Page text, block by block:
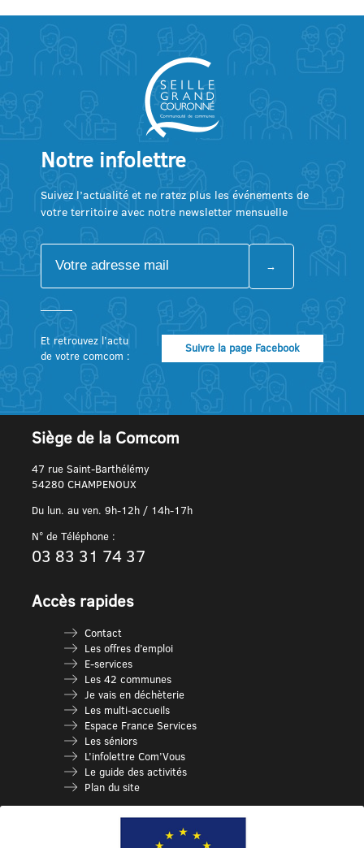
Notre infolettre
Suivez l’actualité et ne ratez plus les événements de
votre territoire avec notre newsletter mensuelle
Et retrouvez l’actu
de votre comcom :
Suivre la page Facebook
Siège de la Comcom
47 rue Saint-Barthélémy
54280 CHAMPENOUX
Du lun. au ven. 9h-12h / 14h-17h
N° de Téléphone :
03 83 31 74 37
Accès rapides
Contact
Les offres d’emploi
E-services
Les 42 communes
Je vais en déchèterie
Les multi-accueils
Espace France Services
Les séniors
L’infolettre Com’Vous
Le guide des activités
Plan du site